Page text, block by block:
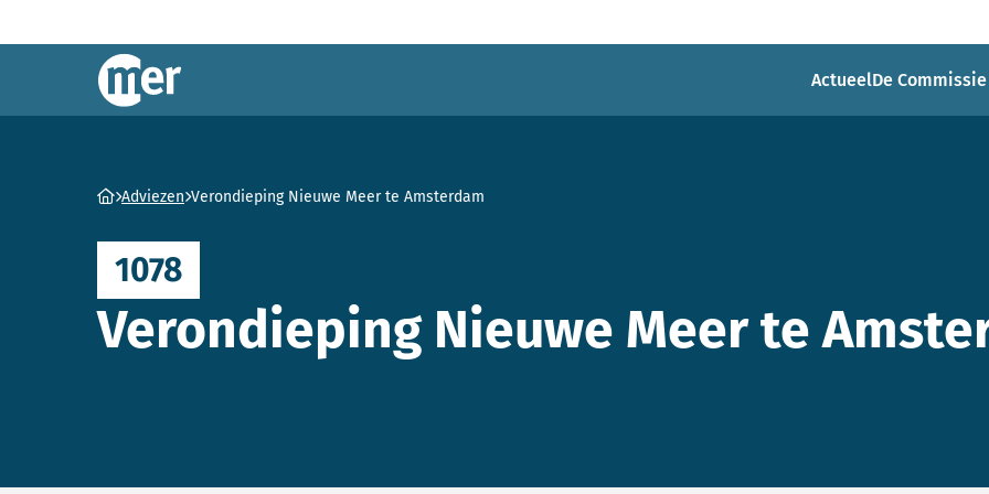
Commissie mer
ActueelDe
Ga naar homepage
Adviezen Verondieping Nieuwe Meer te Amsterdam
1078
Verondieping Nieuwe Meer te